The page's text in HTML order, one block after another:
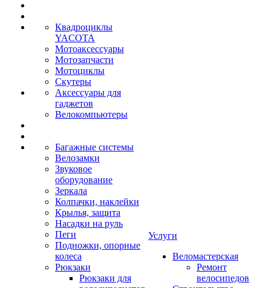
Квадроциклы
YACOTA
Мотоаксессуары
Мотозапчасти
Мотоциклы
Скутеры
Аксессуары для
гаджетов
Велокомпьютеры
Багажные системы
Велозамки
Звуковое
оборудование
Зеркала
Колпачки, наклейки
Крылья, защита
Насадки на руль
Пеги
Подножки, опорные
колеса
Рюкзаки
Рюкзаки для
Услуги
Веломастерская
Ремонт
велосипедов